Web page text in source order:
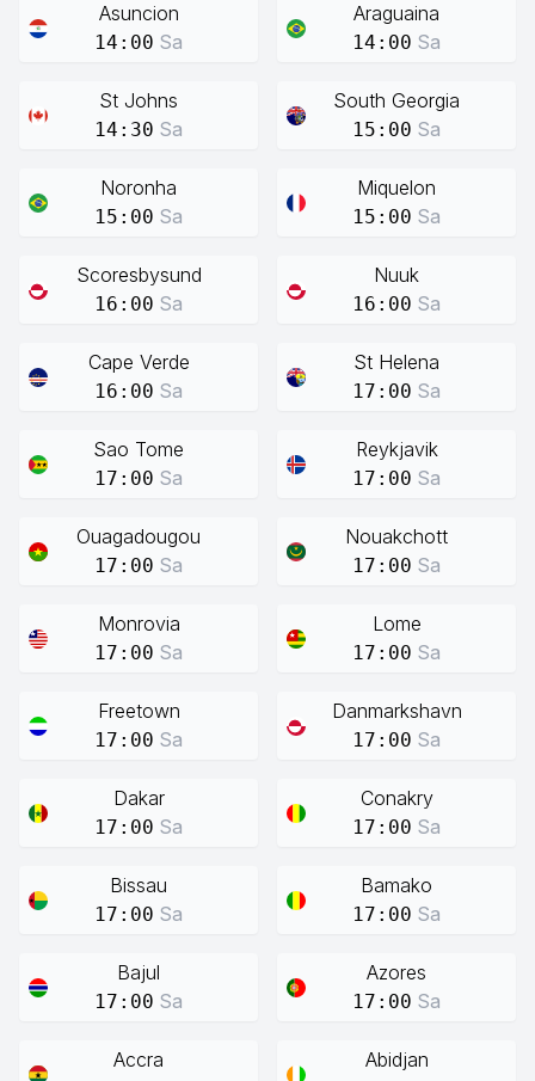
Asuncion
14:00 Sa
Araguaina
14:00 Sa
St Johns
14:30 Sa
South Georgia
15:00 Sa
Noronha
15:00 Sa
Miquelon
15:00 Sa
Scoresbysund
16:00 Sa
Nuuk
16:00 Sa
Cape Verde
16:00 Sa
St Helena
17:00 Sa
Sao Tome
17:00 Sa
Reykjavik
17:00 Sa
Ouagadougou
17:00 Sa
Nouakchott
17:00 Sa
Monrovia
17:00 Sa
Lome
17:00 Sa
Freetown
17:00 Sa
Danmarkshavn
17:00 Sa
Dakar
17:00 Sa
Conakry
17:00 Sa
Bissau
17:00 Sa
Bamako
17:00 Sa
Bajul
17:00 Sa
Azores
17:00 Sa
Accra Abidjan